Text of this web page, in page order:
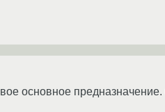
основное предназначение.